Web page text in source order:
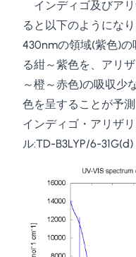
インディゴ及びア
ると以下のようにな
430nmの領域(紫色)
る紺～紫色を、アリ
～橙～赤色)の吸収少
色を呈することが予測
インディゴ・アリザ
ル:TD-B3LYP/6-31G(d)